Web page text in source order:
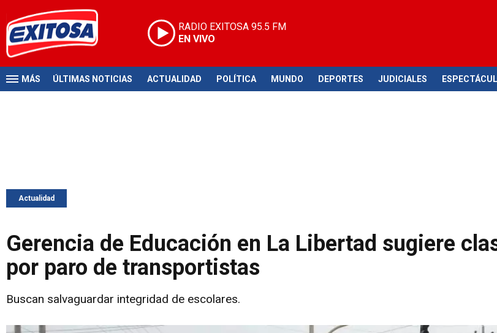
RADIO EXITOSA 95.5 FM
EN VIVO
MÁS ÚLTIMAS NOTICIAS ACTUALIDAD POLÍTICA MUNDO DEPORTES JUDICIALES
Actualidad
Gerencia de Educación en La Libertad sugiere
por paro de transportistas
Buscan salvaguardar integridad de escolares.